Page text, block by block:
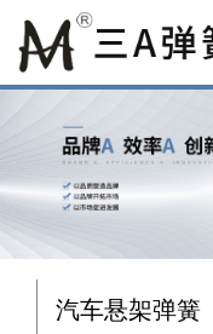
汽车悬架弹簧